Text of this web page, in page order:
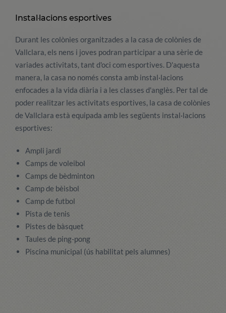
Instal·lacions esportives
Durant les colònies organitzades a la casa de colònies de
Vallclara, els nens i joves podran participar a una sèrie de
variades activitats, tant d'oci com esportives. D'aquesta
manera, la casa no només consta amb instal·lacions
enfocades a la vida diària i a les classes d'anglès. Per tal de
poder realitzar les activitats esportives, la casa de colònies
de Vallclara està equipada amb les següents instal·lacions
esportives:
Ampli jardí
Camps de voleibol
Camps de bèdminton
Camp de bèisbol
Camp de futbol
Pista de tenis
Pistes de bàsquet
Taules de ping-pong
Piscina municipal (ús habilitat pels alumnes)